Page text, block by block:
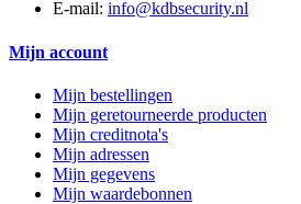
E-mail: info@kdbsecurity.nl
Mijn account
Mijn bestellingen
Mijn geretourneerde producten
Mijn creditnota's
Mijn adressen
Mijn gegevens
Mijn waardebonnen